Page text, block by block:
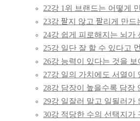
22강 1위 브랜드는 어떻게
23강 팔지 않고 팔리게 만
24강 쉽게 피로해지는 뇌가
25강 일단 잘 할 수 있다고
26강 능력이 있다는 것을
27강 일의 가치에도 서열이
28강 담장이 높을수록 담장
29강 일잘러 말고 일될러가
30강 적당한 수의 선택지가